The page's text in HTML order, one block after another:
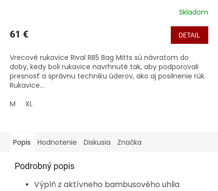
Skladom
61 € DETAIL
Vrecové rukavice Rival RB5 Bag Mitts sú návratom do
doby, kedy boli rukavice navrhnuté tak, aby podporovali
presnosť a správnu techniku ​​úderov, ako aj posilnenie rúk.
Rukavice...
M
XL
Popis Hodnotenie Diskusia Značka
Podrobný popis
Výplň z aktívneho bambusového uhlia